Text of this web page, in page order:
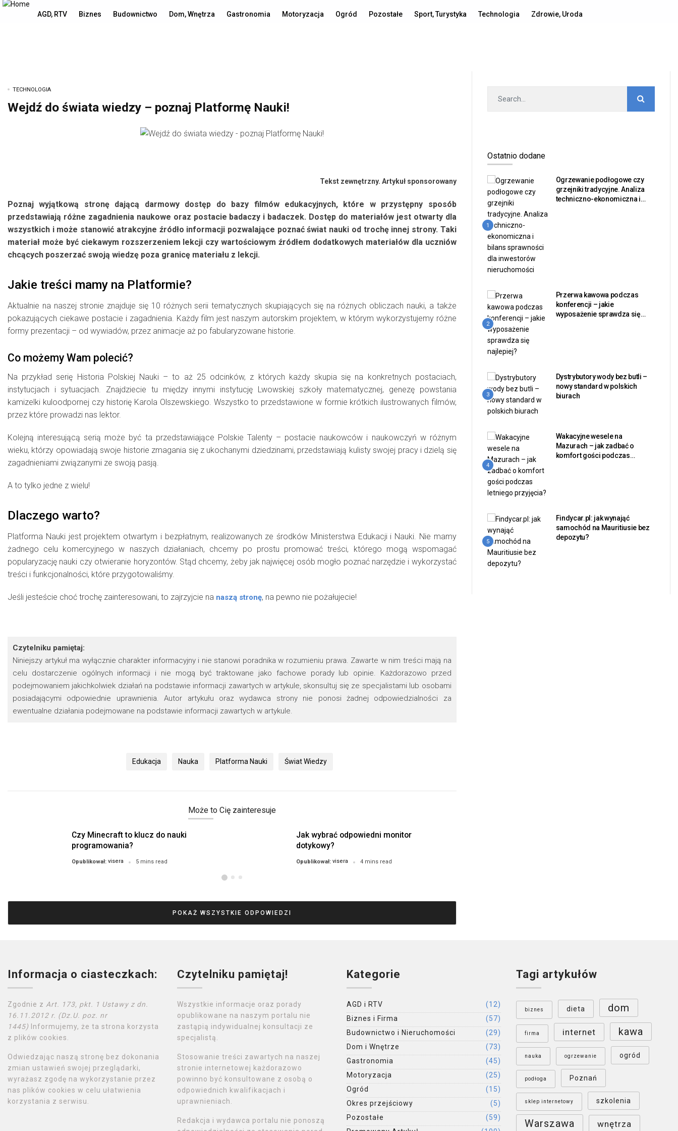
piątek, 7 sierpnia, 2026 Polityka prywatności Publikacja artykułu
AGD, RTV Biznes Budownictwo Dom, Wnętrza Gastronomia Motoryzacja Ogród Pozostałe Sport, Turystyka Technologia Zdrowie, Uroda
TECHNOLOGIA
Wejdź do świata wiedzy – poznaj Platformę Nauki!
Tekst zewnętrzny. Artykuł sponsorowany
Poznaj wyjątkową stronę dającą darmowy dostęp do bazy filmów edukacyjnych, które w przystępny sposób
przedstawiają różne zagadnienia naukowe oraz postacie badaczy i badaczek. Dostęp do materiałów jest otwarty dla
wszystkich i może stanowić atrakcyjne źródło informacji pozwalające poznać świat nauki od trochę innej strony. Taki
materiał może być ciekawym rozszerzeniem lekcji czy wartościowym źródłem dodatkowych materiałów dla uczniów
chcących poszerzać swoją wiedzę poza granicę materiału z lekcji.
Jakie treści mamy na Platformie?
Aktualnie na naszej stronie znajduje się 10 różnych serii tematycznych skupiających się na różnych obliczach nauki, a także
pokazujących ciekawe postacie i zagadnienia. Każdy film jest naszym autorskim projektem, w którym wykorzystujemy różne
formy prezentacji – od wywiadów, przez animacje aż po fabularyzowane historie.
Co możemy Wam polecić?
Na przykład serię Historia Polskiej Nauki – to aż 25 odcinków, z których każdy skupia się na konkretnych postaciach,
instytucjach i sytuacjach. Znajdziecie tu między innymi instytucję Lwowskiej szkoły matematycznej, genezę powstania
kamizelki kuloodpornej czy historię Karola Olszewskiego. Wszystko to przedstawione w formie krótkich ilustrowanych filmów,
przez które prowadzi nas lektor.
Kolejną interesującą serią może być ta przedstawiające Polskie Talenty – postacie naukowców i naukowczyń w różnym
wieku, którzy opowiadają swoje historie zmagania się z ukochanymi dziedzinami, przedstawiają kulisty swojej pracy i dzielą się
zagadnieniami związanymi ze swoją pasją.
A to tylko jedne z wielu!
Dlaczego warto?
Platforma Nauki jest projektem otwartym i bezpłatnym, realizowanych ze środków Ministerstwa Edukacji i Nauki. Nie mamy
żadnego celu komercyjnego w naszych działaniach, chcemy po prostu promować treści, którego mogą wspomagać
popularyzację nauki czy otwieranie horyzontów. Stąd chcemy, żeby jak najwięcej osób mogło poznać narzędzie i wykorzystać
treści i funkcjonalności, które przygotowaliśmy.
Jeśli jesteście choć trochę zainteresowani, to zajrzyjcie na naszą stronę, na pewno nie pożałujecie!
Czytelniku pamiętaj:
Niniejszy artykuł ma wyłącznie charakter informacyjny i nie stanowi poradnika w rozumieniu prawa. Zawarte w nim treści mają na
celu dostarczenie ogólnych informacji i nie mogą być traktowane jako fachowe porady lub opinie. Każdorazowo przed
podejmowaniem jakichkolwiek działań na podstawie informacji zawartych w artykule, skonsultuj się ze specjalistami lub osobami
posiadającymi odpowiednie uprawnienia. Autor artykułu oraz wydawca strony nie ponosi żadnej odpowiedzialności za
ewentualne działania podejmowane na podstawie informacji zawartych w artykule.
Edukacja Nauka Platforma Nauki Świat Wiedzy
Może to Cię zainteresuje
Czy Minecraft to klucz do nauki
programowania?
Opublikował: visera 5 mins read
Jak wybrać odpowiedni monitor
dotykowy?
Opublikował: visera 4 mins read
POKAŻ WSZYSTKIE ODPOWIEDZI
Ostatnio dodane
1
Ogrzewanie podłogowe czy
grzejniki tradycyjne. Analiza
techniczno-ekonomiczna i
2
Przerwa kawowa podczas
konferencji – jakie
wyposażenie sprawdza się
3
Dystrybutory wody bez butli –
nowy standard w polskich
biurach
4
Wakacyjne wesele na
Mazurach – jak zadbać o
komfort gości podczas
5
Findycar.pl: jak wynająć
samochód na Mauritiusie bez
depozytu?
Informacja o ciasteczkach:
Zgodnie z Art. 173, pkt. 1 Ustawy z dn.
16.11.2012 r. (Dz.U. poz. nr
1445) Informujemy, że ta strona korzysta
z plików cookies.
Odwiedzając naszą stronę bez dokonania
zmian ustawień swojej przeglądarki,
wyrażasz zgodę na wykorzystanie przez
nas plików cookies w celu ułatwienia
korzystania z serwisu.
Czytelniku pamiętaj!
Wszystkie informacje oraz porady
opublikowane na naszym portalu nie
zastąpią indywidualnej konsultacji ze
specjalistą.
Stosowanie treści zawartych na naszej
stronie internetowej każdorazowo
powinno być konsultowane z osobą o
odpowiednich kwalifikacjach i
uprawnieniach.
Redakcja i wydawca portalu nie ponoszą
Kategorie
AGD i RTV
(12)
Biznes i Firma
(57)
Budownictwo i Nieruchomości
(29)
Dom i Wnętrze
(73)
Gastronomia
(45)
Motoryzacja
(25)
Ogród
(15)
Okres przejściowy
(5)
Pozostałe
(59)
Tagi artykułów
biznes dieta dom
firma internet kawa
nauka ogrzewanie ogród
podłoga Poznań
sklep internetowy szkolenia
Warszawa wnętrza